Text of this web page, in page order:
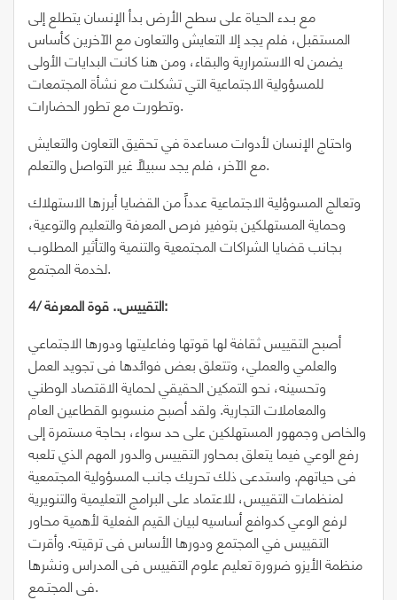
مع بـدء الحياة على سطح الأرض بدأ الإنسان يتطلع إلى
المستقبل، فلم يجد إلا التعايش والتعاون مع الآخرين كأساس
يضمن له الاستمرارية والبقاء، ومن هنا كانت البدايات الأولى
للمسؤولية الاجتماعية التي تشكلت مع نشأة المجتمعات
وتطورت مع تطور الحضارات.
واحتاج الإنسان لأدوات مساعدة في تحقيق التعاون والتعايش
مع الآخر، فلم يجد سبيلاً غير التواصل والتعلم.
وتعالج المسوؤلية الاجتماعية عدداً من القضايا أبرزها الاستهلاك
وحماية المستهلكين بتوفير فرص المعرفة والتعليم والتوعية،
بجانب قضايا الشراكات المجتمعية والتنمية والتأثير المطلوب
لخدمة المجتمع.
4/ التقييس.. قوة المعرفة:
أصبح التقييس ثقافة لها قوتها وفاعليتها ودورها الاجتماعي
والعلمي والعملي، وتتعلق بعض فوائدها فى تجويد العمل
وتحسينه، نحو التمكين الحقيقي لحماية الاقتصاد الوطني
والمعاملات التجارية. ولقد أصبح منسوبو القطاعين العام
والخاص وجمهور المستهلكين على حد سواء، بحاجة مستمرة إلى
رفع الوعي فيما يتعلق بمحاور التقييس والدور المهم الذي تلعبه
فى حياتهم. واستدعى ذلك تحريك جانب المسؤولية المجتمعية
لمنظمات التقييس، للاعتماد على البرامج التعليمية والتنويرية
لرفع الوعي كدوافع أساسيه لبيان القيم الفعلية لأهمية محاور
التقييس في المجتمع ودورها الأساس فى ترقيته. وأقرت
منظمة الأيزو ضرورة تعليم علوم التقييس فى المدراس ونشرها
فى المجتـمع.